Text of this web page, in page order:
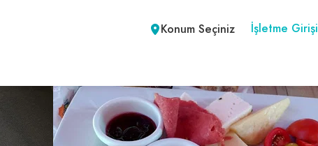
Konum Seçiniz İşletme Girişi